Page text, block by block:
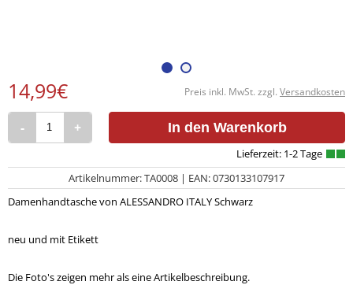
Preis inkl. MwSt. zzgl. Versandkosten
14,99€
- + In den Warenkorb
Artikelnummer: TA0008 | EAN: 0730133107917
Damenhandtasche von ALESSANDRO ITALY Schwarz
neu und mit Etikett
Die Foto's zeigen mehr als eine Artikelbeschreibung.